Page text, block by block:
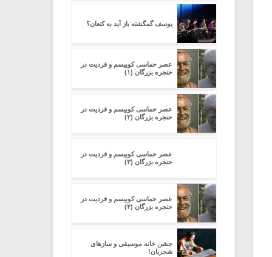
یوسف گمگشته باز آید به کنعان؟
عصر حماسی کوبیسم و فردیت در
حنجره بزرگان (۱)
عصر حماسی کوبیسم و فردیت در
حنجره بزرگان (۲)
عصر حماسی کوبیسم و فردیت در
حنجره بزرگان (۳)
عصر حماسی کوبیسم و فردیت در
حنجره بزرگان (۴)
جشن خانه موسیقی و سازهای
شجریان!